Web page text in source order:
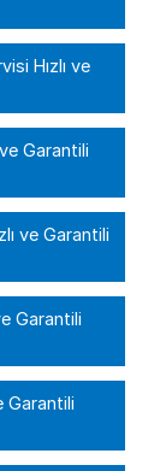
Hızlı ve
Garantili
ve Garantili
Garantili
Garantili